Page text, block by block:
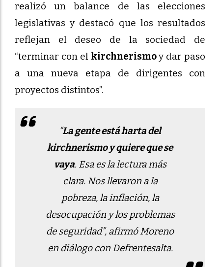
realizó un balance de las elecciones
legislativas y destacó que los resultados
reflejan el deseo de la sociedad de
“terminar con el kirchnerismoy dar paso
a una nueva etapa de dirigentes con
proyectos distintos”.
“La gente está harta del
kirchnerismo y quiere que se
vaya. Esa es la lectura más
clara. Nos llevaron a la
pobreza, la inflación, la
desocupación y los problemas
de seguridad”, afirmó Moreno
en diálogo con Defrentesalta.